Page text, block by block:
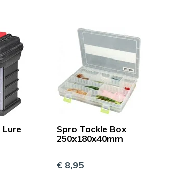
Spro Tackle Box
250x180x40mm
€ 8,95